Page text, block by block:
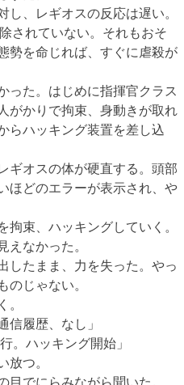
、レギオスの反応は遅い。
されていない。それもおそ
勢を命じれば、すぐに虐殺が
た。はじめに指揮官クラス
がかりで拘束、身動きが取れ
らハッキング装置を差し込
ギオスの体が硬直する。頭部
ほどのエラーが表示され、や
束、ハッキングしていく。
えなかった。
たまま、力を失った。やっ
じゃない。
。
信履歴、なし」
。ハッキング開始」
放つ。